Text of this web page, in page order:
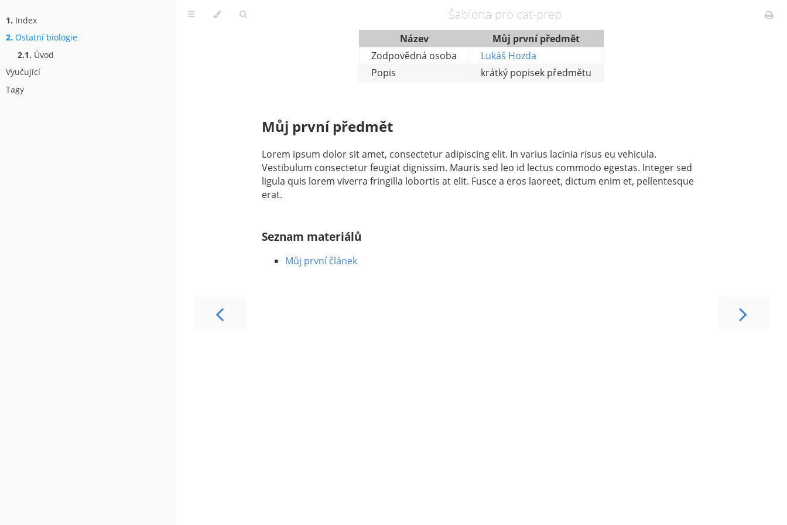
1. Index
2. Ostatní biologie
2.1. Úvod
Vyučující
Tagy
Šablona pro cat-prep
Název
Můj první předmět
Zodpovědná osoba
Lukáš Hozda
Popis
krátký popisek předmětu
Můj první předmět
Lorem ipsum dolor sit amet, consectetur adipiscing elit. In varius lacinia risus eu vehicula.
Vestibulum consectetur feugiat dignissim. Mauris sed leo id lectus commodo egestas. Integer sed
ligula quis lorem viverra fringilla lobortis at elit. Fusce a eros laoreet, dictum enim et, pellentesque
erat.
Seznam materiálů
Můj první článek